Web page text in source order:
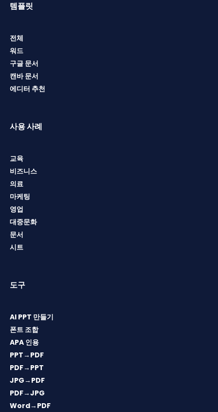
템플릿
전체
워드
구글 문서
캔바 문서
에디터 추천
사용 사례
교육
비즈니스
의료
마케팅
영업
대중문화
문서
시트
도구
AI PPT 만들기
폰트 조합
APA 인용
PPT→PDF
PDF→PPT
JPG→PDF
PDF→JPG
Word→PDF